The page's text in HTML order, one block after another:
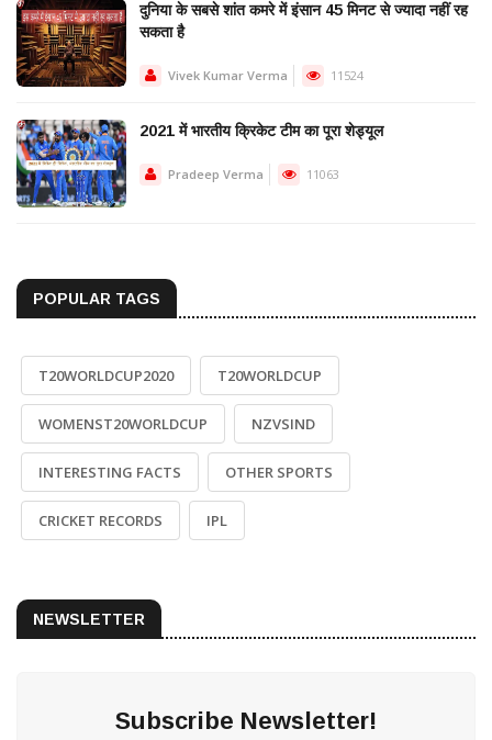
दुनिया के सबसे शांत कमरे में इंसान 45 मिनट से ज्यादा नहीं रह
सकता है
Vivek Kumar Verma 11524
2021 में भारतीय क्रिकेट टीम का पूरा शेड्यूल
Pradeep Verma 11063
POPULAR TAGS
T20WORLDCUP2020 T20WORLDCUP
WOMENST20WORLDCUP NZVSIND
INTERESTING FACTS OTHER SPORTS
CRICKET RECORDS IPL
NEWSLETTER
Subscribe Newsletter!